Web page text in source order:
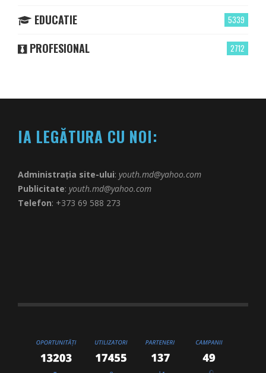
5339
EDUCATIE
2712
PROFESIONAL
IA LEGĂTURA CU NOI:
Administrația site-ului: youth.md@yahoo.com
Publicitate: youth.md@yahoo.com
Telefon: +373 69 588 273